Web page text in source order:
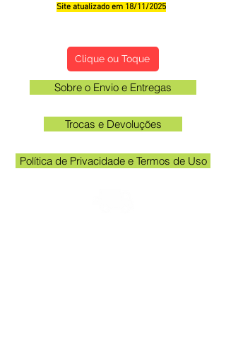
Site atualizado em 18/11/2025
Clique ou Toque
Sobre o Envio e Entregas
Trocas e Devoluções
Política de Privacidade e Termos de Uso